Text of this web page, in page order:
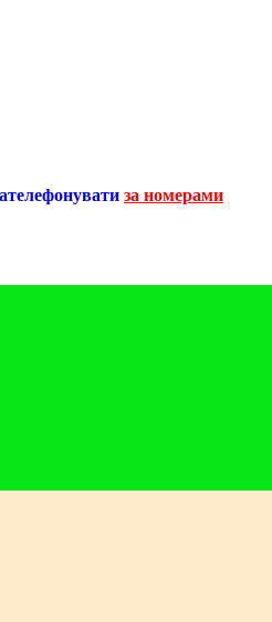
за номерами